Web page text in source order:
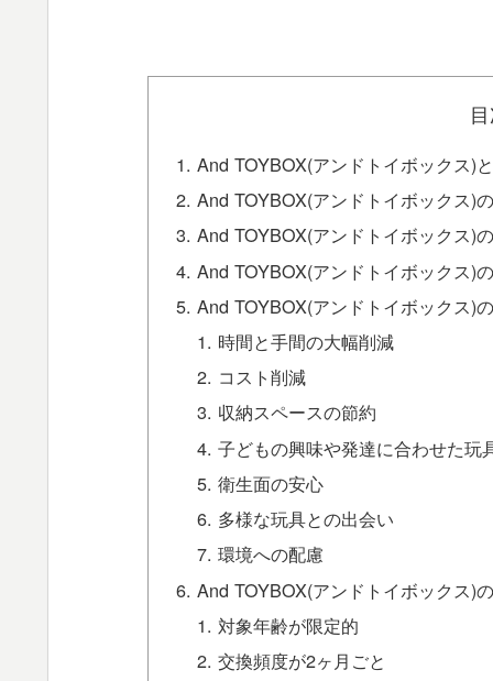
And TOYBOX(アンドトイボックス)
And TOYBOX(アンドトイボックス)
And TOYBOX(アンドトイボックス)
And TOYBOX(アンドトイボックス)
And TOYBOX(アンドトイボックス)
時間と手間の大幅削減
コスト削減
収納スペースの節約
子どもの興味や発達に合わせた玩
衛生面の安心
多様な玩具との出会い
環境への配慮
And TOYBOX(アンドトイボックス)
対象年齢が限定的
交換頻度が2ヶ月ごと